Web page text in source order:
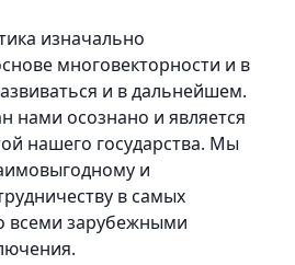
изначально
многовекторности и в
и в дальнейшем.
нами осознано и является
нашего государства. Мы
и
в самых
всеми зарубежными